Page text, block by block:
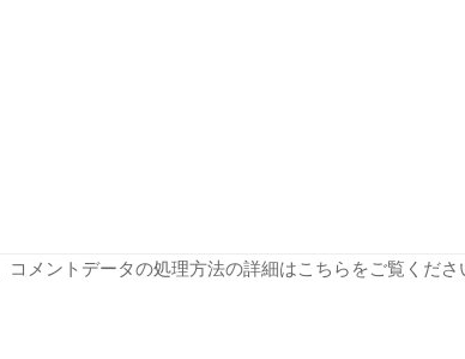
コメントデータの処理方法の詳細はこちらをご覧くださ